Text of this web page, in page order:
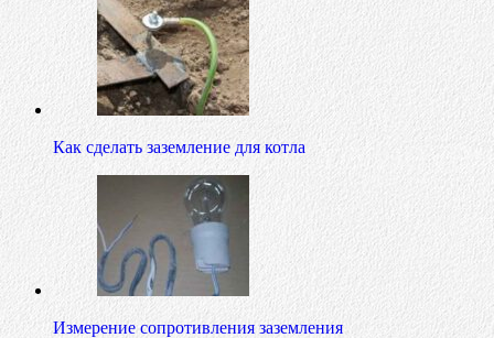
Как сделать заземление для котла
Измерение сопротивления заземления